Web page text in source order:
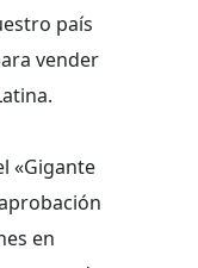
país
vender
«Gigante
en